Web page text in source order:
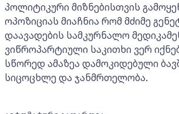
პოლიტიკური მიზნებისთვის
ოპოზიციას მიაჩნია რომ მძიმე
დაავადების სამკურნალო
ვიწროპარტიული საკითხი ვერ
სწორედ ამაზეა დამოკიდებული
სიცოცხლე და ჯანმრთელობა.